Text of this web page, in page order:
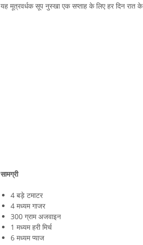
यह मूत्रवर्धक सूप नुस्खा एक सप्ताह के लिए हर दिन रात
सामग्री
4 बड़े टमाटर
4 मध्यम गाजर
300 ग्राम अजवाइन
1 मध्यम हरी मिर्च
6 मध्यम प्याज